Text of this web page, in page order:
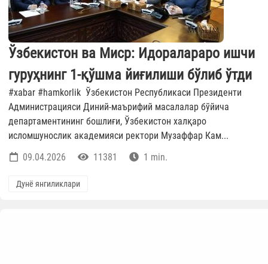
Ўзбекистон ва Миср: Идоралараро ишчи
гуруҳнинг 1-қўшма йиғилиши бўлиб ўтди
#xabar #hamkorlik Ўзбекистон Республикаси Президенти
Администрацияси Диний-маърифий масалалар бўйича
департаментининг бошлиғи, Ўзбекистон халқаро
исломшунослик академияси ректори Музаффар Кам...
09.04.2026
11381 1 min.
Дунё янгиликлари